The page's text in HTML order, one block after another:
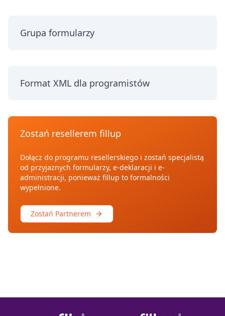
Grupa formularzy
Format XML dla programistów
Zostań resellerem fillup
Dołącz do programu resellerskiego i zostań specjalistą
od przyjaznych formularzy, e-deklaracji i e-
administracji, ponieważ fillup to formalności
wypełnione.
Zostań Partnerem